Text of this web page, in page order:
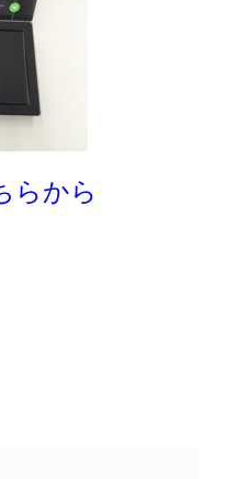
らから